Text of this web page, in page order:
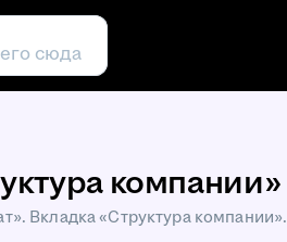
сюда
компании»
Вкладка «Структура компании».